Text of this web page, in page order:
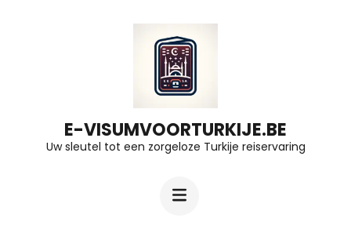
E-VISUMVOORTURKIJE.BE
Uw sleutel tot een zorgeloze Turkije reiservaring